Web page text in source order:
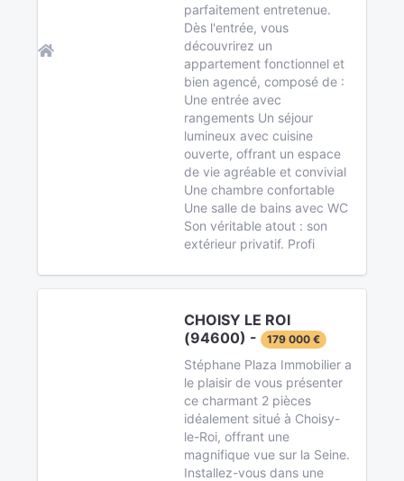
parfaitement entretenue.
Dès l'entrée, vous
découvrirez un
appartement fonctionnel et
bien agencé, composé de :
Une entrée avec
rangements Un séjour
lumineux avec cuisine
ouverte, offrant un espace
de vie agréable et convivial
Une chambre confortable
Une salle de bains avec WC
Son véritable atout : son
extérieur privatif. Profi
CHOISY LE ROI
(94600) -
179 000 €
Stéphane Plaza Immobilier a
le plaisir de vous présenter
ce charmant 2 pièces
idéalement situé à Choisy-
le-Roi, offrant une
magnifique vue sur la Seine.
Installez-vous dans une